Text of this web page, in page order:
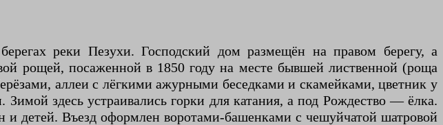
реки Пезухи. Господский дом размещён на правом берегу, а
рощей, посаженной в 1850 году на месте бывшей лиственной (роща
аллеи с лёгкими ажурными беседками и скамейками, цветник у
здесь устраивались горки для катания, а под Рождество — ёлка.
детей. Въезд оформлен воротами-башенками с чешуйчатой шатровой